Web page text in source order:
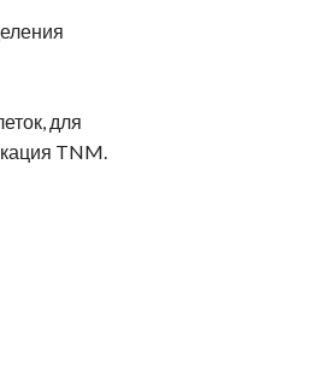
для
TNM.